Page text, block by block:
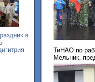
в
ТиНАО по
Мельник,